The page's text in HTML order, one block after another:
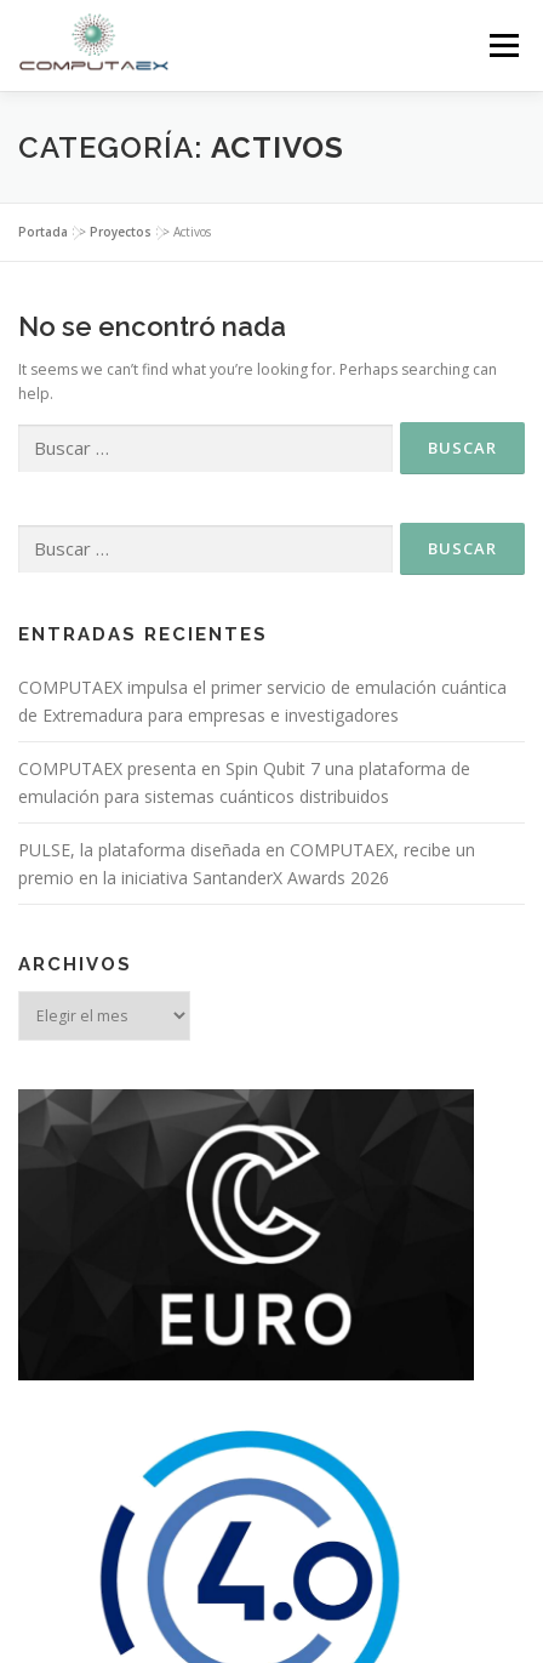
Menú
INICIO LA FUNDACIÓN EL CENTRO
SUPERCOMPUTACIÓN
INVESTIGACIÓN E INNOVACIÓN
CATEGORÍA: ACTIVOS
Portada >> Proyectos >> Activos
No se encontró nada
It seems we can’t find what you’re looking for. Perhaps searching can
help.
ENTRADAS RECIENTES
COMPUTAEX impulsa el primer servicio de emulación cuántica
de Extremadura para empresas e investigadores
COMPUTAEX presenta en Spin Qubit 7 una plataforma de
emulación para sistemas cuánticos distribuidos
PULSE, la plataforma diseñada en COMPUTAEX, recibe un
premio en la iniciativa SantanderX Awards 2026
ARCHIVOS